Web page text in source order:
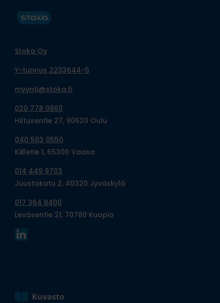
Stoka Oy
Y-tunnus 2233644-5
myynti@stoka.fi
020 778 0860
Hiltusentie 27, 90620 Oulu
040 503 0550
Kiilletie 1, 65300 Vaasa
014 449 9703
Juustokatu 2, 40320 Jyväskylä
017 364 8400
Leväsentie 21, 70780 Kuopio
Kuvasto